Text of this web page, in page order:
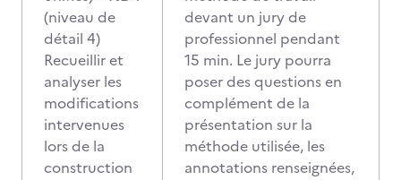
(niveau de
détail 4)
Recueillir et
analyser les
modifications
intervenues
lors de la
construction
devant un jury de
professionnel pendant
15 min. Le jury pourra
poser des questions en
complément de la
présentation sur la
méthode utilisée, les
annotations renseignées,